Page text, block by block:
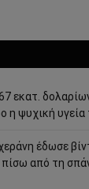
εκατ.
η ψυχική
έδωσε
από τη